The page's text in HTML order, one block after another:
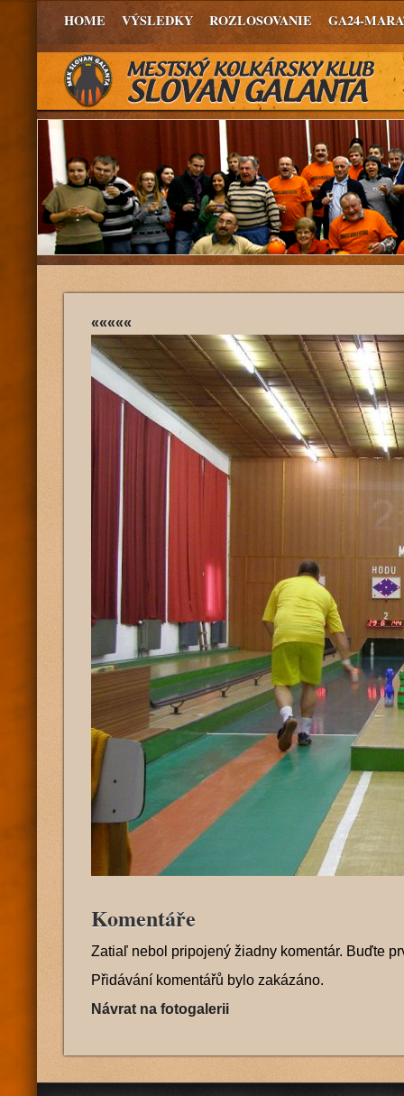
HOME VÝSLEDKY ROZLOSOVANIE GA24-
«««««
Komentáře
Zatiaľ nebol pripojený žiadny komentár. Buďte
Přidávání komentářů bylo zakázáno.
Návrat na fotogalerii